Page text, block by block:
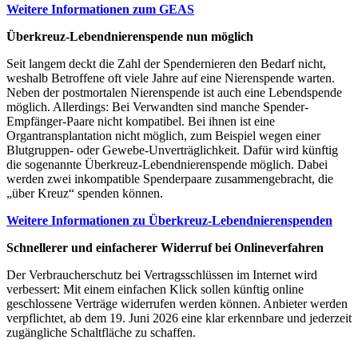
Weitere Informationen zum GEAS
Überkreuz-Lebendnierenspende nun möglich
Seit langem deckt die Zahl der Spendernieren den Bedarf nicht,
weshalb Betroffene oft viele Jahre auf eine Nierenspende warten.
Neben der postmortalen Nierenspende ist auch eine Lebendspende
möglich. Allerdings: Bei Verwandten sind manche Spender-
Empfänger-Paare nicht kompatibel. Bei ihnen ist eine
Organtransplantation nicht möglich, zum Beispiel wegen einer
Blutgruppen- oder Gewebe-Unverträglichkeit. Dafür wird künftig
die sogenannte Überkreuz-Lebendnierenspende möglich. Dabei
werden zwei inkompatible Spenderpaare zusammengebracht, die
„über Kreuz“ spenden können.
Weitere Informationen zu Überkreuz-Lebendnierenspenden
Schnellerer und einfacherer Widerruf bei Onlineverfahren
Der Verbraucherschutz bei Vertragsschlüssen im Internet wird
verbessert: Mit einem einfachen Klick sollen künftig online
geschlossene Verträge widerrufen werden können. Anbieter werden
verpflichtet, ab dem 19. Juni 2026 eine klar erkennbare und jederzeit
zugängliche Schaltfläche zu schaffen.